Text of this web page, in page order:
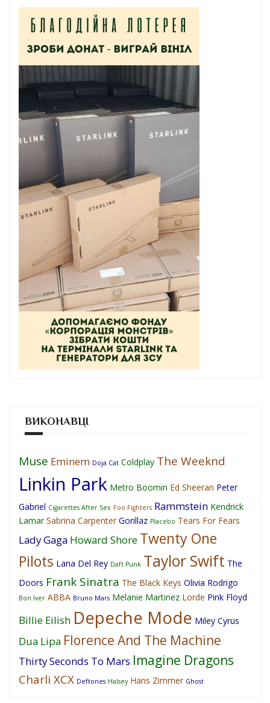
ВИКОНАВЦІ
Muse Eminem Doja Cat Coldplay The Weeknd
Linkin Park Metro Boomin Ed Sheeran Peter
Gabriel Cigarettes After Sex Foo Fighters Rammstein Kendrick
Lamar Sabrina Carpenter Gorillaz Placebo Tears For Fears
Lady Gaga Howard Shore Twenty One
Pilots Lana Del Rey Daft Punk Taylor Swift The
Doors Frank Sinatra The Black Keys Olivia Rodrigo
Bon Iver ABBA Bruno Mars Melanie Martinez Lorde Pink Floyd
Billie Eilish Depeche Mode Miley Cyrus
Dua Lipa Florence And The Machine
Thirty Seconds To Mars Imagine Dragons
Charli XCX Deftones Halsey Hans Zimmer Ghost